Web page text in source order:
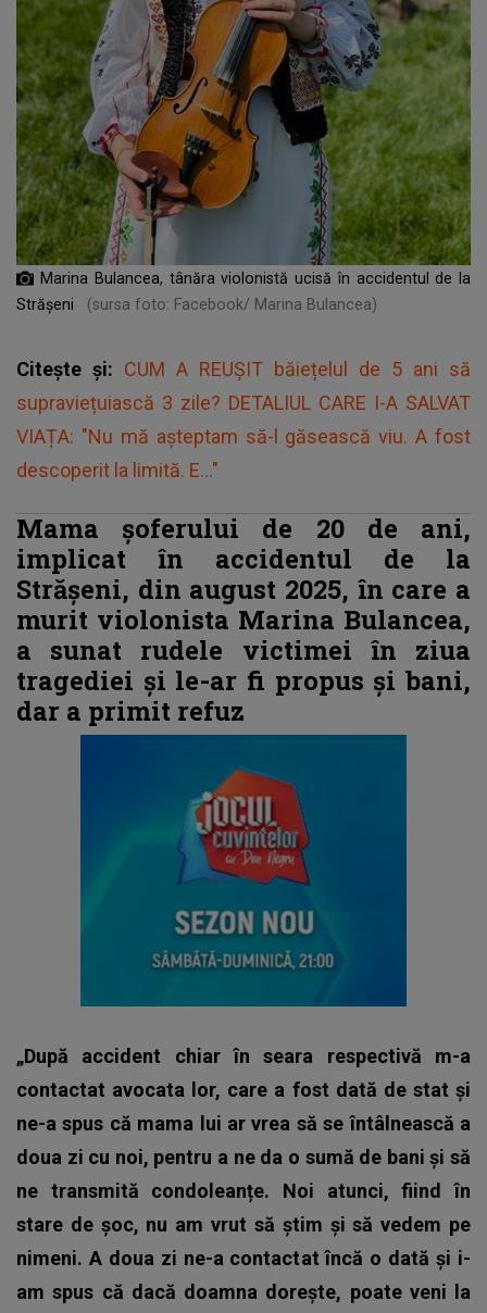
Marina Bulancea, tânăra violonistă ucisă în accidentul de la
Strășeni
(sursa foto: Facebook/ Marina Bulancea)
Citește și: CUM A REUȘIT băiețelul de 5 ani să
supraviețuiască 3 zile? DETALIUL CARE I-A SALVAT
VIAȚA: "Nu mă așteptam să-l găsească viu. A fost
descoperit la limită. E..."
Mama șoferului de 20 de ani,
implicat în accidentul de la
Strășeni, din august 2025, în care a
murit violonista Marina Bulancea,
a sunat rudele victimei în ziua
tragediei și le-ar fi propus și bani,
dar a primit refuz
„După accident chiar în seara respectivă m-a
contactat avocata lor, care a fost dată de stat și
ne-a spus că mama lui ar vrea să se întâlnească a
doua zi cu noi, pentru a ne da o sumă de bani și să
ne transmită condoleanțe. Noi atunci, fiind în
stare de șoc, nu am vrut să știm și să vedem pe
nimeni. A doua zi ne-a contactat încă o dată și i-
am spus că dacă doamna dorește, poate veni la